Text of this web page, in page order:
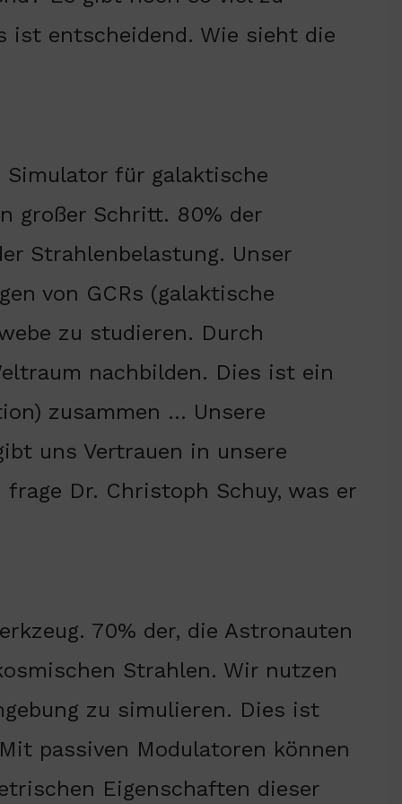
ist entscheidend. Wie sieht die
Simulator für galaktische
großer Schritt. 80% der
Strahlenbelastung. Unser
von GCRs (galaktische
zu studieren. Durch
nachbilden. Dies ist ein
zusammen … Unsere
uns Vertrauen in unsere
Dr. Christoph Schuy, was er
70% der, die Astronauten
Strahlen. Wir nutzen
zu simulieren. Dies ist
passiven Modulatoren können
Eigenschaften dieser